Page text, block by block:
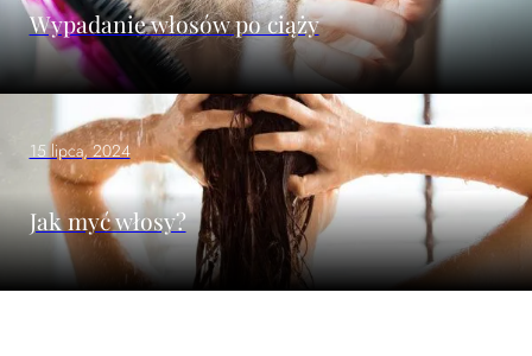
Wypadanie włosów po ciąży
15 lipca, 2024
Jak myć włosy?